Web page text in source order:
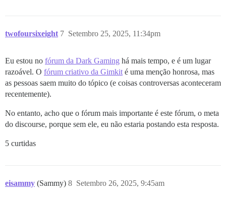
twofoursixeight Setembro 25, 2025, 11:34pm
7
Eu estou no fórum da Dark Gaming há mais tempo, e é um lugar
razoável. O fórum criativo da Gimkit é uma menção honrosa, mas
as pessoas saem muito do tópico (e coisas controversas aconteceram
recentemente).
No entanto, acho que o fórum mais importante é este fórum, o meta
do discourse, porque sem ele, eu não estaria postando esta resposta.
5 curtidas
eisammy (Sammy) Setembro 26, 2025, 9:45am
8